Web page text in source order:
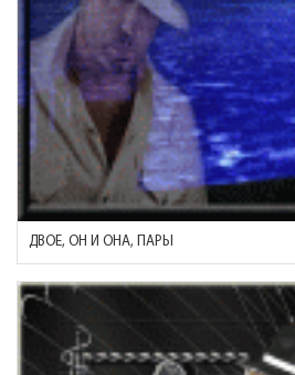
ДВОЕ, ОН И ОНА, ПАРЫ